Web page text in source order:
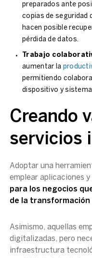
preparados ante
copias de seguridad
hacen posible
pérdida de datos.
Trabajo
aumentar la
permitiendo
dispositivo y
Creando
servicios
Adoptar una
emplear aplicaciones
para los negocios
de la transformación
Asimismo, aquellas
digitalizadas, pero
infraestructura